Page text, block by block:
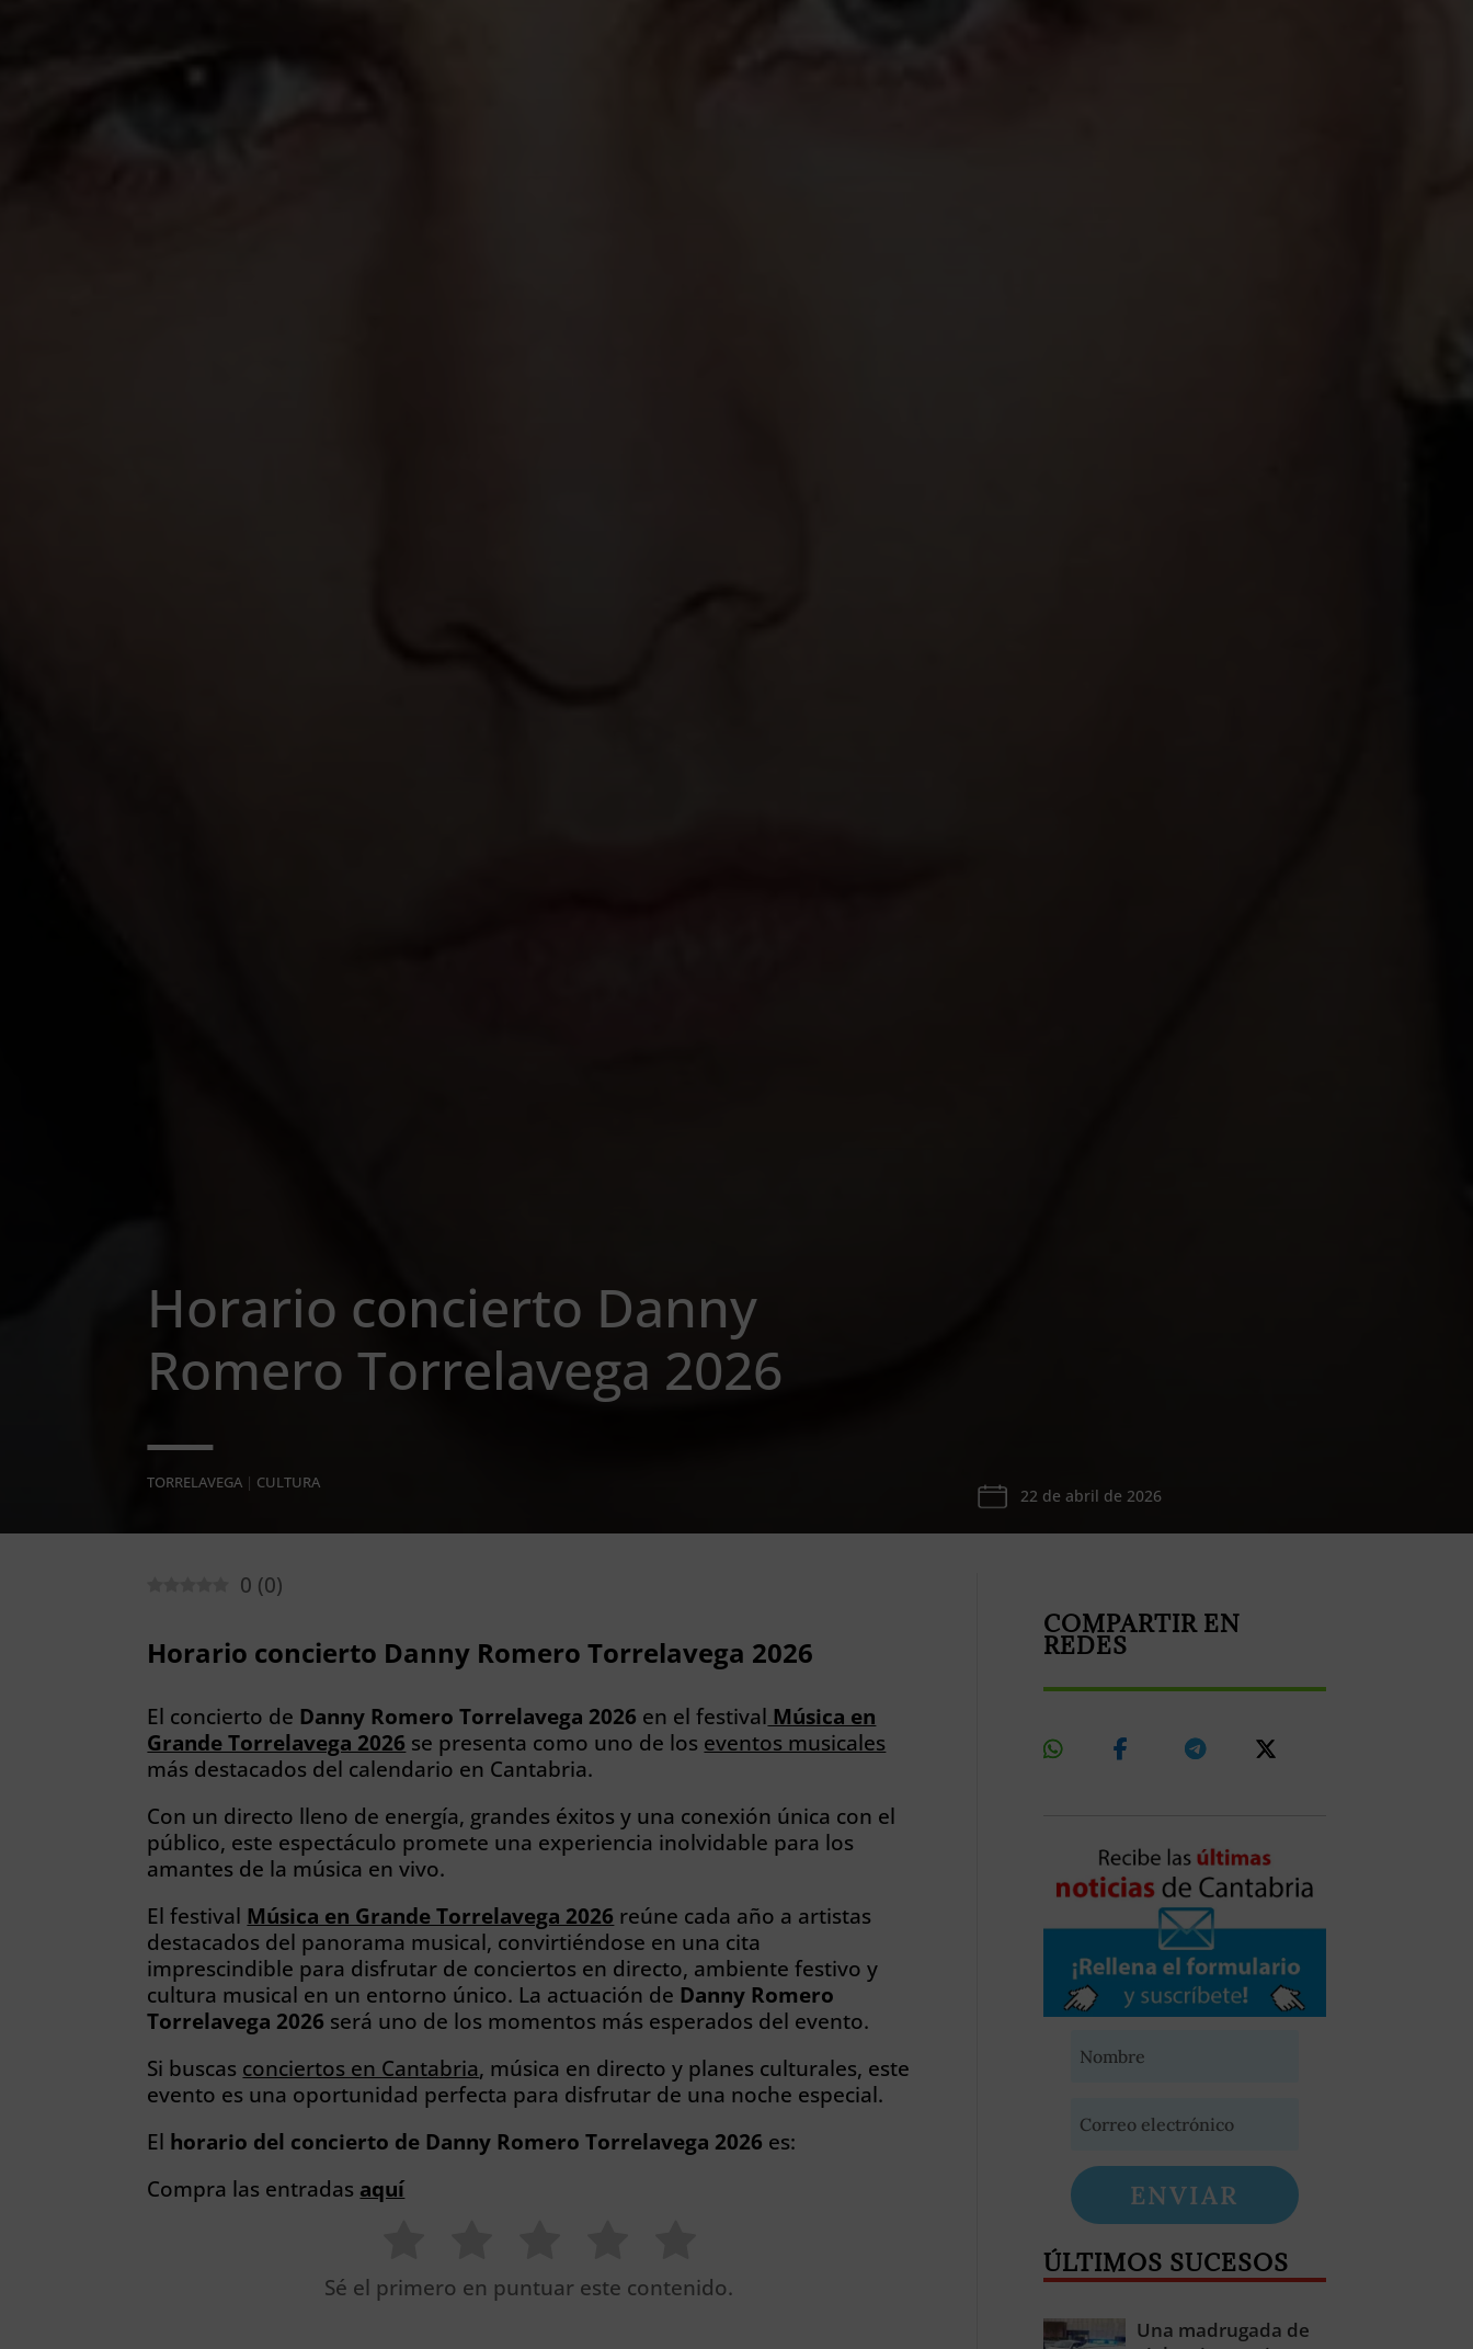
Horario concierto Danny
Romero Torrelavega 2026
TORRELAVEGA | CULTURA
22 de abril de 2026
0 (0)
Horario concierto Danny Romero Torrelavega 2026
El concierto de Danny Romero Torrelavega 2026 en el festival Música en
Grande Torrelavega 2026 se presenta como uno de los eventos musicales
más destacados del calendario en Cantabria.
Con un directo lleno de energía, grandes éxitos y una conexión única con el
público, este espectáculo promete una experiencia inolvidable para los
amantes de la música en vivo.
El festival Música en Grande Torrelavega 2026 reúne cada año a artistas
destacados del panorama musical, convirtiéndose en una cita
imprescindible para disfrutar de conciertos en directo, ambiente festivo y
cultura musical en un entorno único. La actuación de Danny Romero
Torrelavega 2026 será uno de los momentos más esperados del evento.
Si buscas conciertos en Cantabria, música en directo y planes culturales, este
evento es una oportunidad perfecta para disfrutar de una noche especial.
El horario del concierto de Danny Romero Torrelavega 2026 es:
Compra las entradas aquí
Sé el primero en puntuar este contenido.
COMPARTIR EN
REDES
ENVIAR
ÚLTIMOS SUCESOS
Una madrugada de